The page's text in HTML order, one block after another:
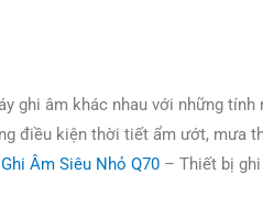
ghi âm khác nhau với những tính
điều kiện thời tiết ẩm ướt, mưa
Âm Siêu Nhỏ Q70 – Thiết bị